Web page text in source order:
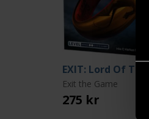
Exit the Game
275 kr